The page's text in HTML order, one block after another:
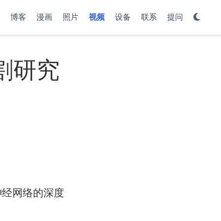
博客 漫画 照片 视频 设备 联系 提问
研究
网络的深度